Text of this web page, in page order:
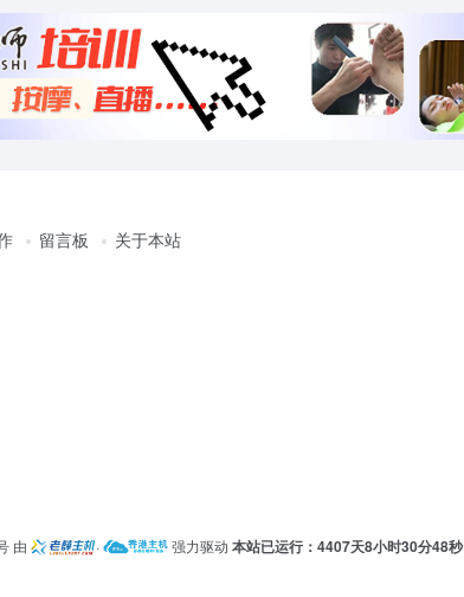
留言板 关于本站
由 · 强力驱动 本站已运行：4407天8小时30分49秒